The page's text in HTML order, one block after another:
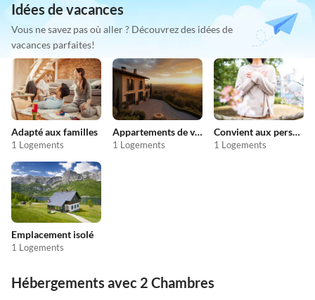
Idées de vacances
Vous ne savez pas où aller ? Découvrez des idées de
vacances parfaites!
Adapté aux familles
1 Logements
Appartements de vacances pas chers
1 Logements
Convient aux personnes allergiques
1 Logements
Emplacement isolé
1 Logements
Hébergements avec 2 Chambres